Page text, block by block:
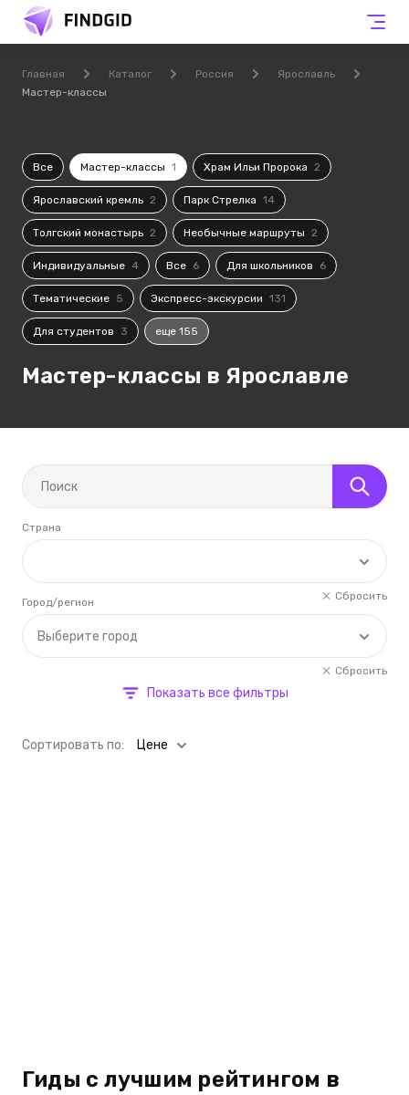
Главная Каталог Россия
Ярославль
Мастер-классы
Все Мастер-классы 1 Храм Ильи Пророка 2
Ярославский кремль 2 Парк Стрелка 14
Толгский монастырь 2 Необычные маршруты 2
Индивидуальные 4 Все 6 Для школьников 6
Тематические 5 Экспресс-экскурсии 131
Для студентов 3 еще 155
Мастер-классы в Ярославле
Страна
Сбросить
Выберите город
Город/регион
Сбросить
Показать все фильтры
Cортировать по: Цене
Гиды с лучшим рейтингом в